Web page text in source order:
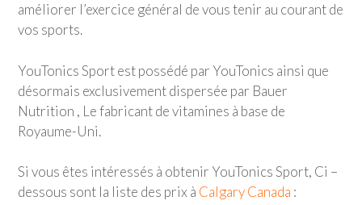
améliorer l’exercice général de vous tenir au courant de
vos sports.
YouTonics Sportest possédé par YouTonics ainsi que
désormais exclusivement dispersée par Bauer
Nutrition , Le fabricant de vitamines à base de
Royaume-Uni.
Si vous êtes intéressés à obtenir YouTonics Sport, Ci –
dessous sont la liste des prix à Calgary Canada :